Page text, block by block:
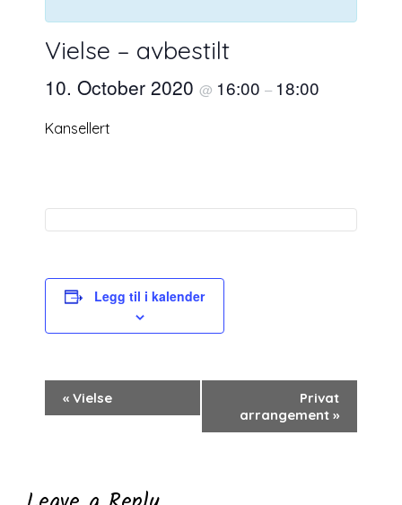
Vielse – avbestilt
10. October 2020 @ 16:00 – 18:00
Kansellert
Legg til i kalender
Arrangement
« Vielse
Privat
arrangement »